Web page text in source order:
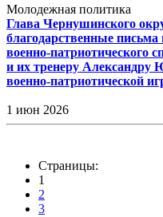
Молодежная политика
Глава Чернушинского
благодарственные
военно-патриотического
и их тренеру Александру
военно-патриотической
1 июн 2026
Страницы:
1
2
3